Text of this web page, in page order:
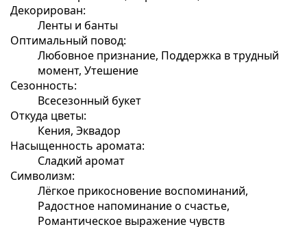
Декорирован:
Ленты и банты
Оптимальный повод:
Любовное признание, Поддержка в трудный
момент, Утешение
Сезонность:
Всесезонный букет
Откуда цветы:
Кения, Эквадор
Насыщенность аромата:
Сладкий аромат
Символизм:
Лёгкое прикосновение воспоминаний,
Радостное напоминание о счастье,
Романтическое выражение чувств